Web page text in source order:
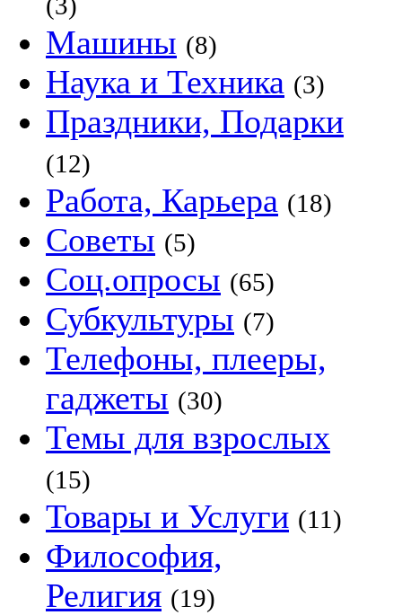
Машины (8)
Наука и Техника (3)
Праздники, Подарки
(12)
Работа, Карьера (18)
Советы (5)
Соц.опросы (65)
Субкультуры (7)
Телефоны, плееры,
гаджеты (30)
Темы для взрослых
(15)
Товары и Услуги (11)
Философия,
Религия (19)